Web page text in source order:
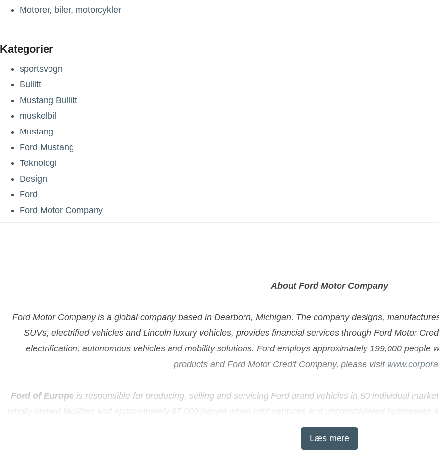
Motorer, biler, motorcykler
Kategorier
sportsvogn
Bullitt
Mustang Bullitt
muskelbil
Mustang
Ford Mustang
Teknologi
Design
Ford
Ford Motor Company
About Ford Motor Company
Ford Motor Company is a global company based in Dearborn, Michigan. The company designs,
SUVs, electrified vehicles and Lincoln luxury vehicles, provides financial services through Ford Motor
electrification, autonomous vehicles and mobility solutions. Ford employs approximately 199,000 people
products and Ford Motor Credit Company, please visit
Ford of Europeis responsible for producing, selling and servicing Ford brand vehicles in 50 individual
wholly owned facilities and approximately 67,000 people when joint ventures and unconsolidated businesses
Ford Europe operations include Ford Customer Service Division and 24 manufacturing facilities (16 wholly
unconsolidated joint venture facilities). The first Ford cars were shipped to Europe in 1903 – the same year
Læs mere